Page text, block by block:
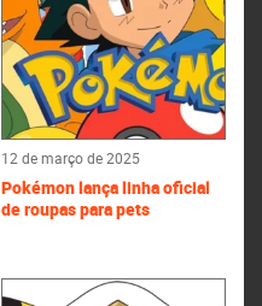
12 de março de 2025
Pokémon lança linha oficial
de roupas para pets